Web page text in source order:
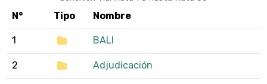
N° Tipo Nombre
1 BALI
2 Adjudicación